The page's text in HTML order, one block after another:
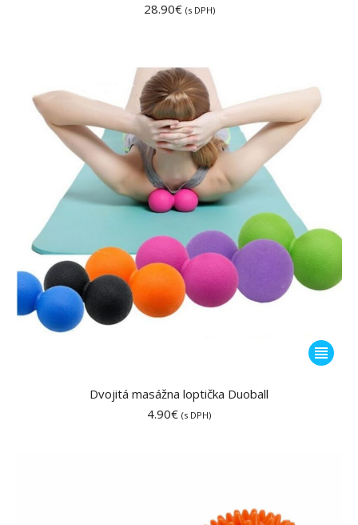
28.90€ (s DPH)
Tento
produkt
Dvojitá masážna loptička Duoball
4.90€ (s DPH)